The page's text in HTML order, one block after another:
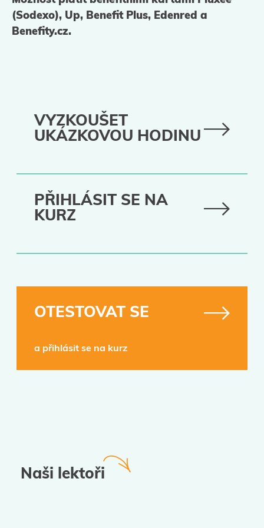
(Sodexo), Up, Benefit Plus, Edenred a
Benefity.cz.
VYZKOUŠET
UKÁZKOVOU HODINU
PŘIHLÁSIT SE NA
KURZ
OTESTOVAT SE
a přihlásit se na kurz
Naši lektoři